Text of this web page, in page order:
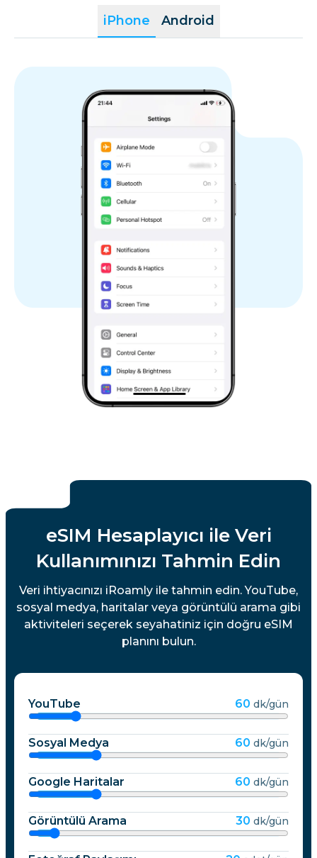
iPhone Android
eSIM Hesaplayıcı ile Veri
Kullanımınızı Tahmin Edin
Veri ihtiyacınızı iRoamly ile tahmin edin. YouTube,
sosyal medya, haritalar veya görüntülü arama gibi
aktiviteleri seçerek seyahatiniz için doğru eSIM
planını bulun.
YouTube 60 dk/gün
Sosyal Medya 60 dk/gün
Google Haritalar 60 dk/gün
Görüntülü Arama 30 dk/gün